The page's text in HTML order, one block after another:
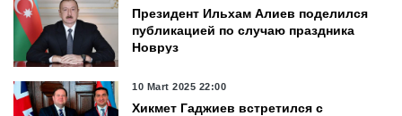
Президент Ильхам Алиев поделился
публикацией по случаю праздника
Новруз
10 Mart 2025 22:00
Хикмет Гаджиев встретился с